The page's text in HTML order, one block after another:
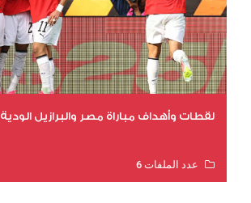
لقطات وأهداف مباراة مصر والبرازيل الودية
عدد الملفات 6